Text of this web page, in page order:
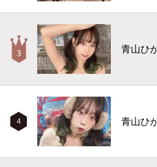
青山ひ
4 青山ひ